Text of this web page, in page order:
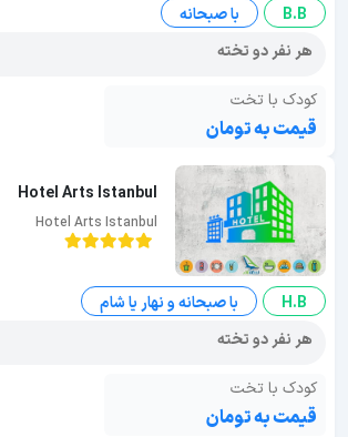
B.B
با صبحانه
هر نفر دو تخته
کودک با تخت
قیمت به تومان
Hotel Arts Istanbul
Hotel Arts Istanbul
H.B
با صبحانه و نهار یا شام
هر نفر دو تخته
کودک با تخت
قیمت به تومان